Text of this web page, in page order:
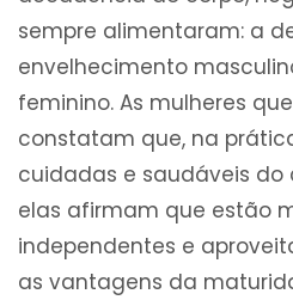
sempre alimentaram: a
envelhecimento
feminino. As mulheres
constatam que, na
cuidadas e saudáveis do
elas afirmam que estão
independentes e
as vantagens da